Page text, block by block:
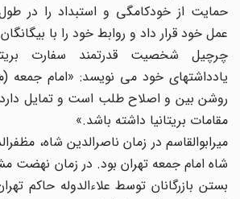
حمایت از خودکامگی و استبداد را در
عمل خود قرار داد و روابط خود را با
چرچیل شخصیت قدرتمند سفارت
یادداشتهای خود می نویسد: «امام جمعه
روشن بین و اصلاح طلب است و تمایل دارد
مقامات بریتانیا داشته باشد.»
میرابوالقاسم در زمان ناصرالدین شاه،
شاه امام جمعه تهران بود. در زمان نهضت
بستن بازرگانان توسط علاءالدوله حاکم